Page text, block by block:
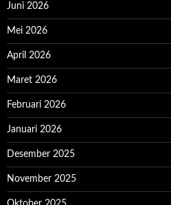
Juni 2026
Mei 2026
April 2026
Maret 2026
Februari 2026
Januari 2026
Desember 2025
November 2025